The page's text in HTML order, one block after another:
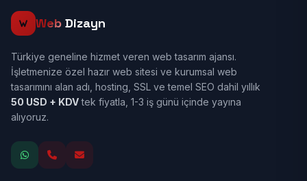
Web Dizayn
Türkiye geneline hizmet veren web tasarım ajansı.
İşletmenize özel hazır web sitesi ve kurumsal web
tasarımını alan adı, hosting, SSL ve temel SEO dahil yıllık
50 USD + KDVtek fiyatla, 1-3 iş günü içinde yayına
alıyoruz.